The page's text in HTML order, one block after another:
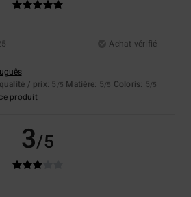
Achat vérifié
/ prix: 5 /5 Matière: 5/5 Coloris: 5/5
produit
3/5